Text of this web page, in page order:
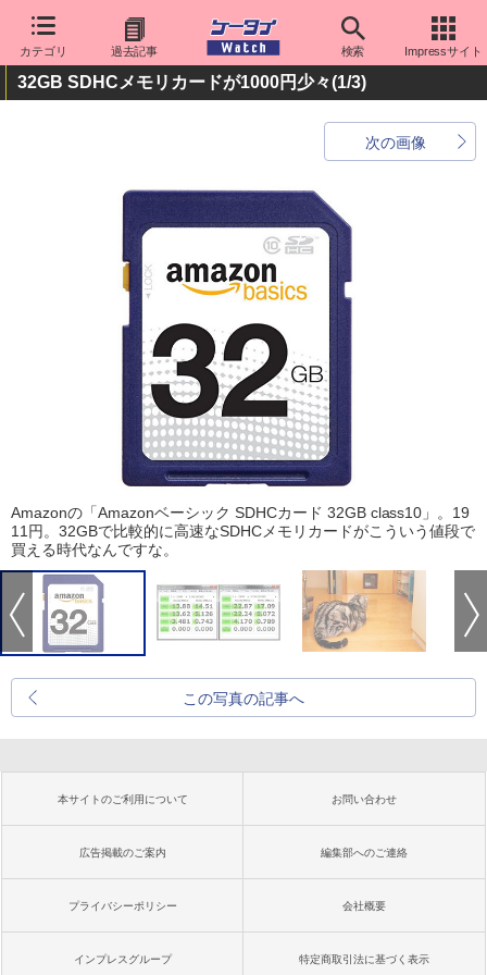
カテゴリ 過去記事 検索 Impressサイト
32GB SDHCメモリカードが1000円少々(1/3)
次の画像
Amazonの「Amazonベーシック SDHCカード 32GB class10」。19
11円。32GBで比較的に高速なSDHCメモリカードがこういう値段で
買える時代なんですな。
この写真の記事へ
本サイトのご利用について お問い合わせ
広告掲載のご案内 編集部へのご連絡
プライバシーポリシー 会社概要
インプレスグループ 特定商取引法に基づく表示